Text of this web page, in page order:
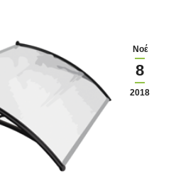
Νοέ
8
2018